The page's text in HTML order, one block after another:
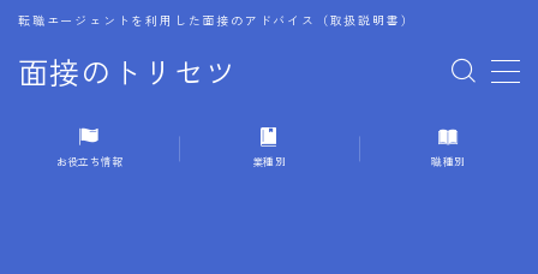
面接のトリセツ
転職エージェントを利用した面接のアドバイス（取扱説明書）
MENU
1.成功する面接戦略
お役立ち情報 業種別 職種別